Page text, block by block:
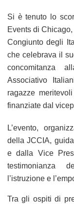
Si è tenuto lo
Events di
Congiunto degli
che celebrava il
concomitanza
Associativo
ragazze
finanziate dal
L’evento,
della JCCIA,
e dalla Vice
testimonianza
l’istruzione e
Tra gli ospiti di